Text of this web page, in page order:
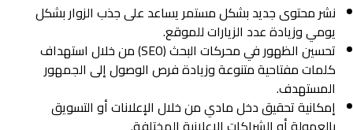
نشر محتوى جديد بشكل مستمر يساعد على جذب الزوار بشكل
يومي وزيادة عدد الزيارات للموقع.
تحسين الظهور في محركات البحث (SEO) من خلال استهداف
كلمات مفتاحية متنوعة وزيادة فرص الوصول إلى الجمهور
المستهدف.
إمكانية تحقيق دخل مادي من خلال الإعلانات أو التسويق